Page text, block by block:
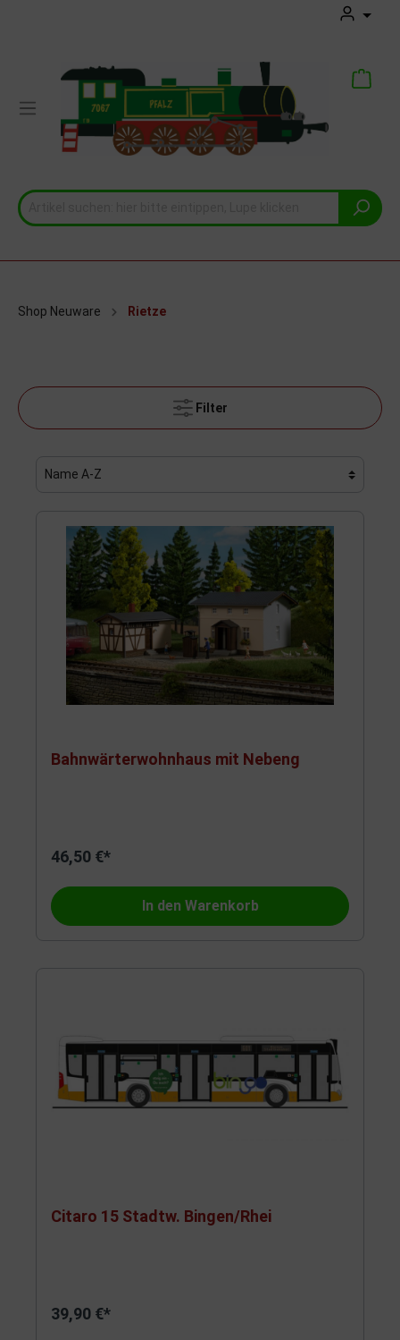
Shop Neuware Rietze
Filter
Bahnwärterwohnhaus mit Nebeng
46,50 €*
In den Warenkorb
Citaro 15 Stadtw. Bingen/Rhei
39,90 €*